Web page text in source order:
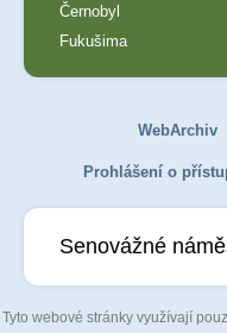
Černobyl
Fukušima
WebArchiv
Prohlášení o
Senovážné
Tyto webové stránky využívají